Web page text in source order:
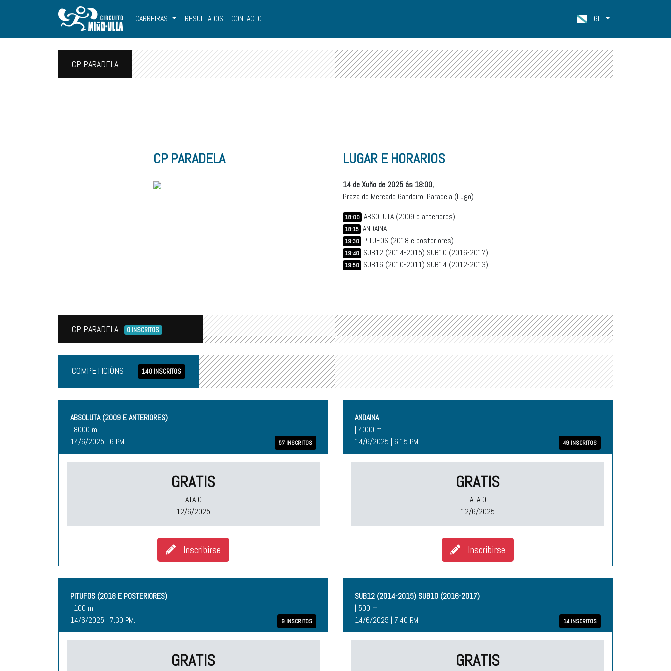
CARREIRAS RESULTADOS CONTACTO GL
CP PARADELA
CP PARADELA LUGAR E HORARIOS
14 de Xuño de 2025 ás 18:00,
Praza do Mercado Gandeiro, Paradela (Lugo)
18:00 ABSOLUTA (2009 e anteriores)
18:15 ANDAINA
19:30 PITUFOS (2018 e posteriores)
19:40 SUB12 (2014-2015) SUB10 (2016-2017)
19:50 SUB16 (2010-2011) SUB14 (2012-2013)
CP PARADELA 0 INSCRITOS
COMPETICIÓNS 140 INSCRITOS
ABSOLUTA (2009 E ANTERIORES)
| 8000 m
57 INSCRITOS
14/6/2025 | 6 P.M.
GRATIS
ATA O
12/6/2025
Inscribirse
ANDAINA
| 4000 m
49 INSCRITOS
14/6/2025 | 6:15 P.M.
GRATIS
ATA O
12/6/2025
Inscribirse
PITUFOS (2018 E POSTERIORES)
| 100 m
9 INSCRITOS
14/6/2025 | 7:30 P.M.
GRATIS
SUB12 (2014-2015) SUB10 (2016-2017)
| 500 m
14 INSCRITOS
14/6/2025 | 7:40 P.M.
GRATIS